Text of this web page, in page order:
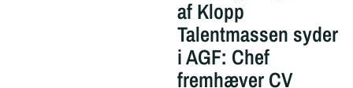
af Klopp
Talentmassen syder
i AGF: Chef
fremhæver CV